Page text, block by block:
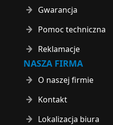
Gwarancja
Pomoc techniczna
Reklamacje
NASZA FIRMA
O naszej firmie
Kontakt
Lokalizacja biura